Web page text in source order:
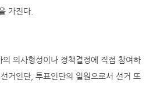
가진다.
의사형성이나 정책결정에 직접 참여하
거인단, 투표인단의 일원으로서 선거 또